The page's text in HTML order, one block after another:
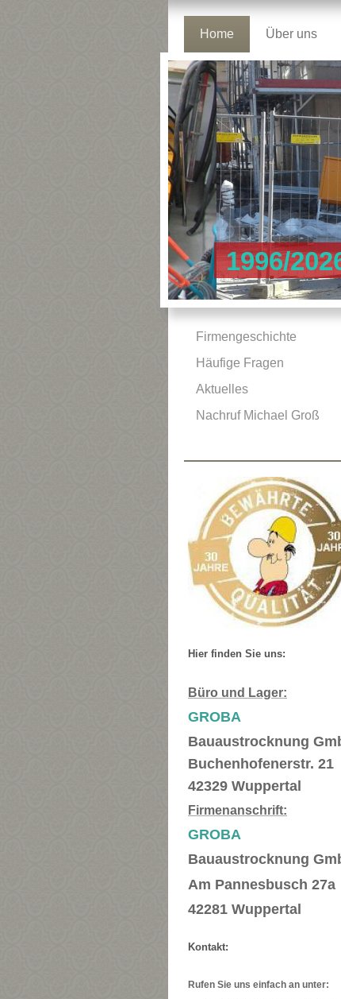
Home Über uns
1996/
Firmengeschichte
Häufige Fragen
Aktuelles
Nachruf Michael Groß
Hier finden Sie uns:
Büro und Lager:
GROBA
Bauaustrocknung
Buchenhofenerstr. 21
42329 Wuppertal
Firmenanschrift:
GROBA
Bauaustrocknung
Am Pannesbusch 27a
42281 Wuppertal
Kontakt:
Rufen Sie uns einfach an unter: